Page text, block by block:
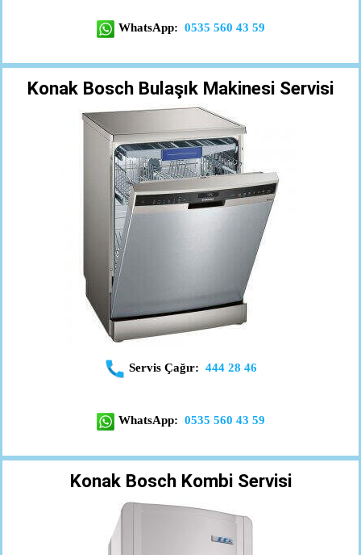
WhatsApp: 0535 560 43 59
Konak Bosch Bulaşık Makinesi Servisi
Servis Çağır: 444 28 46
WhatsApp: 0535 560 43 59
Konak Bosch Kombi Servisi